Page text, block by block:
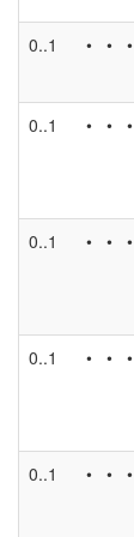
0..1 • • •
0..1 • •
0..1 • •
0..1 • •
0..1 • •